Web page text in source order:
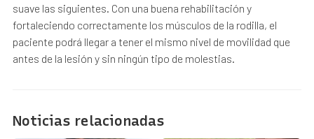
suave las siguientes. Con una buena rehabilitación y
fortaleciendo correctamente los músculos de la rodilla, el
paciente podrá llegar a tener el mismo nivel de movilidad que
antes de la lesión y sin ningún tipo de molestias.
Noticias relacionadas